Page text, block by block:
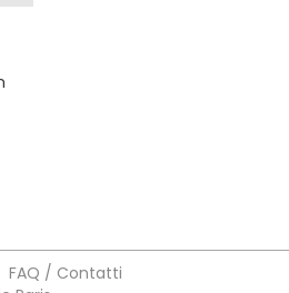
FAQ / Contatti